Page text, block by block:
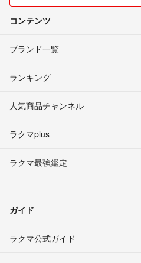
コンテンツ
ブランド一覧
ランキング
人気商品チャンネル
ラクマplus
ラクマ最強鑑定
ガイド
ラクマ公式ガイド